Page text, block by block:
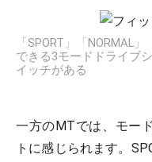
「SPORT」「NORMAL
できる3モードドライブ
イッチがある
一方のMTでは、モー
トに感じられます。